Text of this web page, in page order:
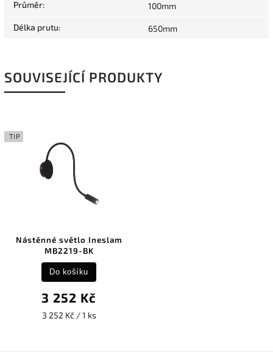
Průměr: 100mm
Délka prutu: 650mm
SOUVISEJÍCÍ PRODUKTY
TIP
Nástěnné světlo Ineslam
MB2219-BK
3 252 Kč
3 252 Kč / 1 ks
Do košíku